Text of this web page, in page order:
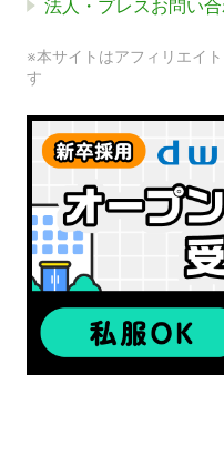
法人・プレスお問い
※本サイトはアフィリエイ
す